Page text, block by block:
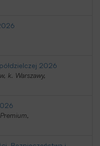
2026
k. Warszawy,